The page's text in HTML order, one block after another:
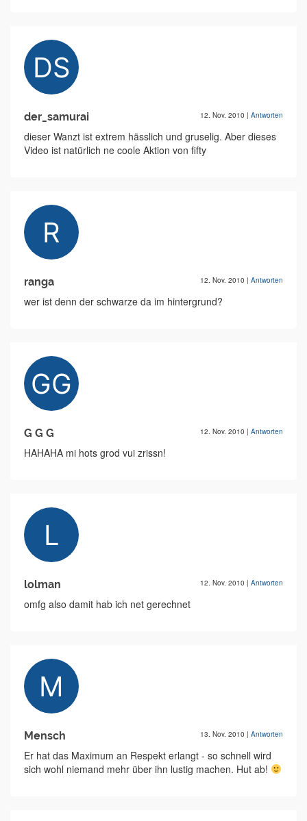
der_samurai 12. Nov. 2010 | Antworten
dieser Wanzt ist extrem hässlich und gruselig. Aber dieses
Video ist natürlich ne coole Aktion von fifty
ranga 12. Nov. 2010 | Antworten
wer ist denn der schwarze da im hintergrund?
G G G 12. Nov. 2010 | Antworten
HAHAHA mi hots grod vui zrissn!
lolman 12. Nov. 2010 | Antworten
omfg also damit hab ich net gerechnet
Mensch 13. Nov. 2010 | Antworten
Er hat das Maximum an Respekt erlangt - so schnell wird
sich wohl niemand mehr über ihn lustig machen. Hut ab!